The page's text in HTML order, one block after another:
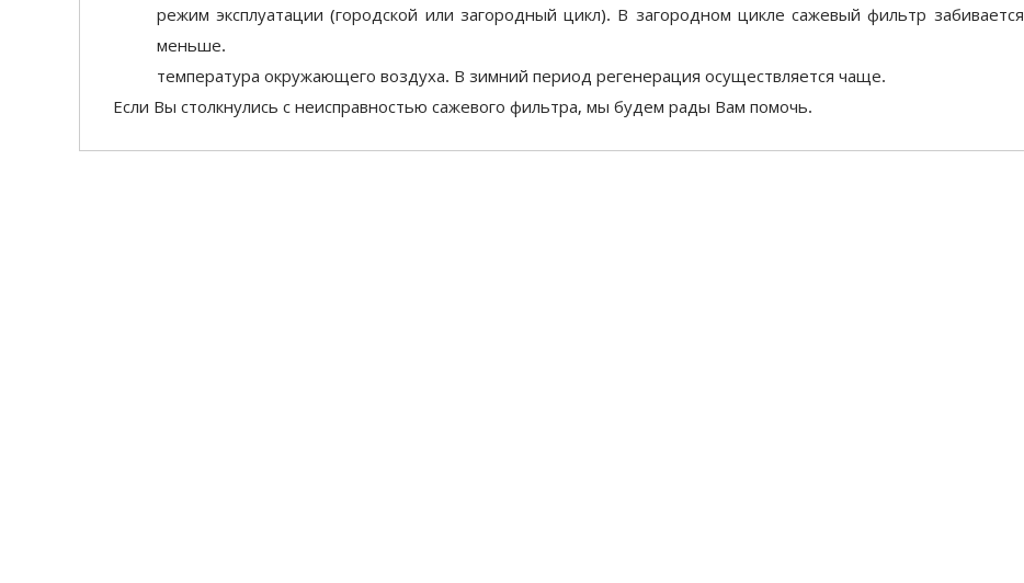
режим эксплуатации (городской или загородный цикл). В загородном цикле сажевый фильтр забивается
меньше.
температура окружающего воздуха. В зимний период регенерация осуществляется чаще.
Если Вы столкнулись с неисправностью сажевого фильтра, мы будем рады Вам помочь.